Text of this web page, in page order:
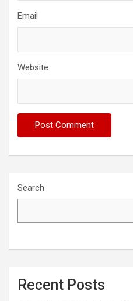
Email
Website
Search
Recent Posts